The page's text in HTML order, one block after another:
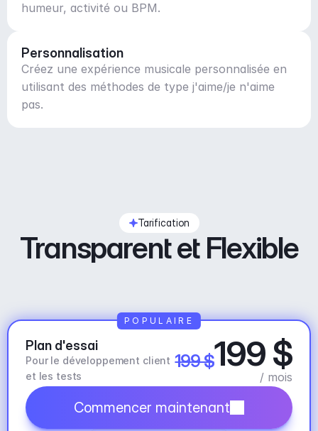
humeur, activité ou BPM.
Personnalisation
Créez une expérience musicale personnalisée en
utilisant des méthodes de type j'aime/je n'aime
pas.
Tarification
Transparent et Flexible
Plan d'essai
Pour le développement client
et les tests
199 $199 $
/ mois
Commencer maintenant
POPULAIRE